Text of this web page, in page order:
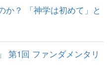
か？ 「神学は初めて」と
第1回 ファンダメンタリ